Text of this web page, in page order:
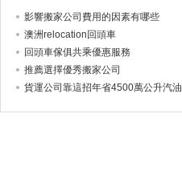
影響搬家公司費用的因素有哪些
澳洲relocation回頭車
回頭車傢俱共乘優惠服務
推薦選擇優秀搬家公司
貨運公司靠這招年省4500萬公升汽油